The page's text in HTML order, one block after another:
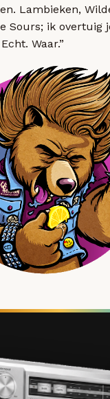
Lambieken,
Sours; ik overtuig
Waar.”